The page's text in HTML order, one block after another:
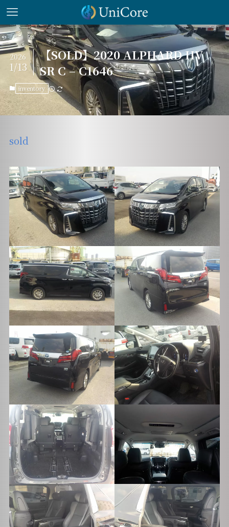
【SOLD】2020 ALPHARD HV
SR C – C1646
2026
1/13
inventory
sold